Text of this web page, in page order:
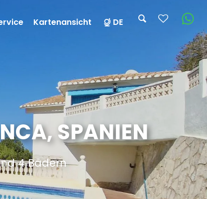
SPANIEN
4 Bädern
Kartenansicht DE